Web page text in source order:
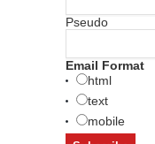
Pseudo
Email Format
html
text
mobile